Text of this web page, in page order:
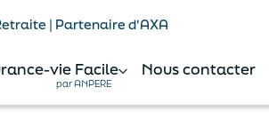
| Partenaire d'AXA
vie Facile
par ANPERE
Nous contacter